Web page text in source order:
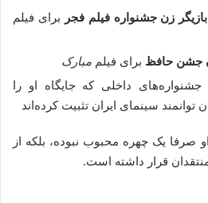
زن جشنواره فیلم فجر
برای فیلم
جشن حافظ برای فیلم مبارک
داخلی که جایگاه او را
توانمند سینمای ایران تثبیت کرده‌اند
صرفا یک چهره محبوب نبوده، بلکه از
قرار داشته است.